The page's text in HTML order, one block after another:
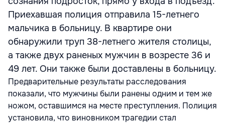
Приехавшая полиция отправила 15-летнего
мальчика в больницу. В квартире они
обнаружили труп 38-летнего жителя столицы,
а также двух раненых мужчин в возресте 36 и
49 лет. Они также были доставлены в больницу.
Предварительные результаты расследования
показали, что мужчины были ранены одним и тем же
ножом, оставшимся на месте преступления. Полиция
установила, что виновником трагедии стал